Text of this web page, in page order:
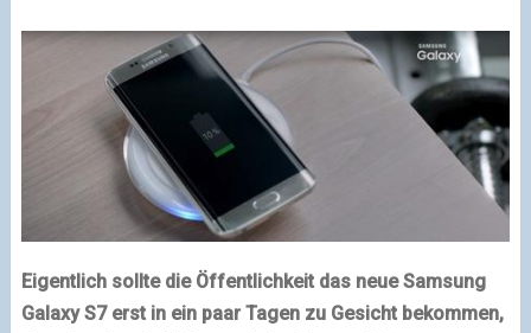
Eigentlich sollte die Öffentlichkeit das neue Samsung
Galaxy S7 erst in ein paar Tagen zu Gesicht bekommen,